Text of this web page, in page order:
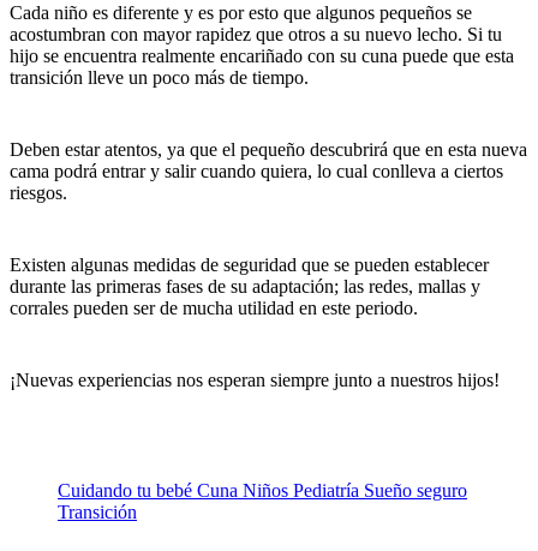
Cada niño es diferente y es por esto que algunos pequeños se
acostumbran con mayor rapidez que otros a su nuevo lecho. Si tu
hijo se encuentra realmente encariñado con su cuna puede que esta
transición lleve un poco más de tiempo.
Deben estar atentos, ya que el pequeño descubrirá que en esta nueva
cama podrá entrar y salir cuando quiera, lo cual conlleva a ciertos
riesgos.
Existen algunas medidas de seguridad que se pueden establecer
durante las primeras fases de su adaptación; las redes, mallas y
corrales pueden ser de mucha utilidad en este periodo.
¡Nuevas experiencias nos esperan siempre junto a nuestros hijos!
Cuidando tu bebé Cuna Niños Pediatría Sueño seguro
Transición